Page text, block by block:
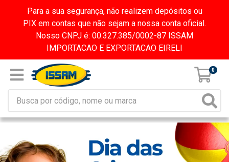
Para a sua segurança, não realizem depósitos ou
PIX em contas que não sejam a nossa conta oficial.
Nosso CNPJ é: 00.327.385/0002-87 ISSAM
IMPORTACAO E EXPORTACAO EIRELI
0